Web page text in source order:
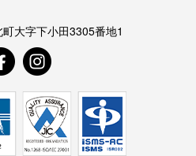
大字下小田3305番地1